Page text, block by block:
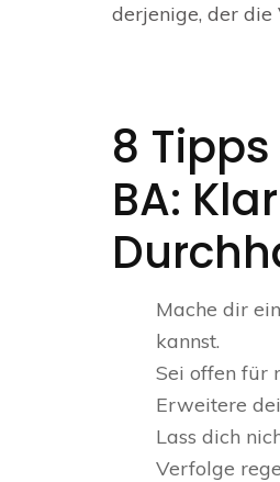
derjenige, der
8
BA:
Mache dir
kannst.
Sei offen für
Erweitere
Lass dich
Verfolge